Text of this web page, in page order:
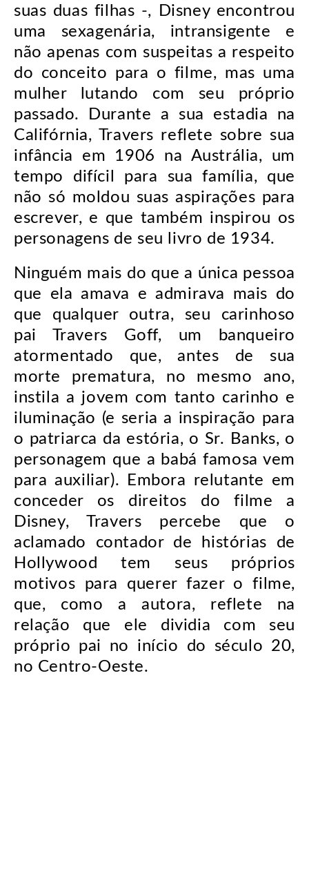
suas duas filhas -, Disney encontrou
uma sexagenária, intransigente e
não apenas com suspeitas a respeito
do conceito para o filme, mas uma
mulher lutando com seu próprio
passado. Durante a sua estadia na
Califórnia, Travers reflete sobre sua
infância em 1906 na Austrália, um
tempo difícil para sua família, que
não só moldou suas aspirações para
escrever, e que também inspirou os
personagens de seu livro de 1934.
Ninguém mais do que a única pessoa
que ela amava e admirava mais do
que qualquer outra, seu carinhoso
pai Travers Goff, um banqueiro
atormentado que, antes de sua
morte prematura, no mesmo ano,
instila a jovem com tanto carinho e
iluminação (e seria a inspiração para
o patriarca da estória, o Sr. Banks, o
personagem que a babá famosa vem
para auxiliar). Embora relutante em
conceder os direitos do filme a
Disney, Travers percebe que o
aclamado contador de histórias de
Hollywood tem seus próprios
motivos para querer fazer o filme,
que, como a autora, reflete na
relação que ele dividia com seu
próprio pai no início do século 20,
no Centro-Oeste.